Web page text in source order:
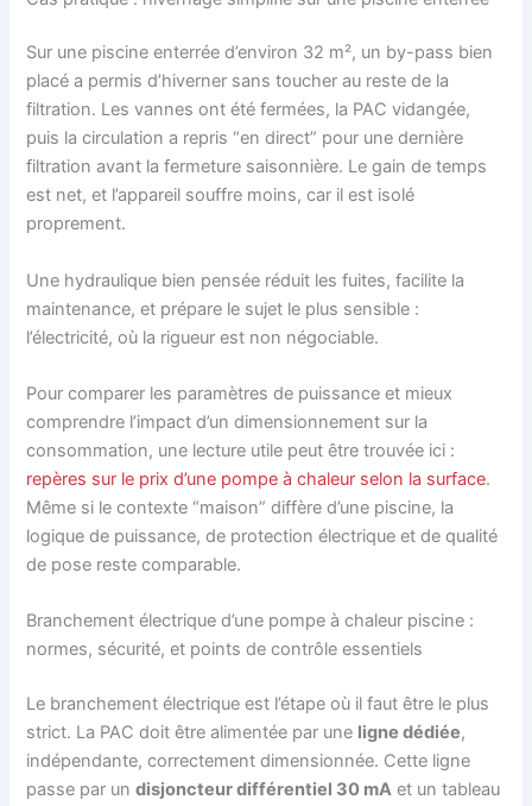
Sur une piscine enterrée d’environ 32 m², un by-pass bien
placé a permis d’hiverner sans toucher au reste de la
filtration. Les vannes ont été fermées, la PAC vidangée,
puis la circulation a repris “en direct” pour une dernière
filtration avant la fermeture saisonnière. Le gain de temps
est net, et l’appareil souffre moins, car il est isolé
proprement.
Une hydraulique bien pensée réduit les fuites, facilite la
maintenance, et prépare le sujet le plus sensible :
l’électricité, où la rigueur est non négociable.
Pour comparer les paramètres de puissance et mieux
comprendre l’impact d’un dimensionnement sur la
consommation, une lecture utile peut être trouvée ici :
repères sur le prix d’une pompe à chaleur selon la surface.
Même si le contexte “maison” diffère d’une piscine, la
logique de puissance, de protection électrique et de qualité
de pose reste comparable.
Branchement électrique d’une pompe à chaleur piscine :
normes, sécurité, et points de contrôle essentiels
Le branchement électrique est l’étape où il faut être le plus
strict. La PAC doit être alimentée par une ligne dédiée,
indépendante, correctement dimensionnée. Cette ligne
passe par undisjoncteur différentiel 30 mA et un tableau